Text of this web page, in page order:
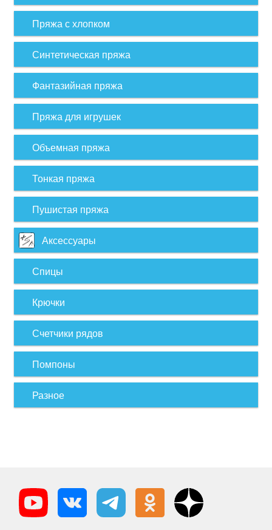
Пряжа с хлопком
Синтетическая пряжа
Фантазийная пряжа
Пряжа для игрушек
Объемная пряжа
Тонкая пряжа
Пушистая пряжа
Аксессуары
Спицы
Крючки
Счетчики рядов
Помпоны
Разное